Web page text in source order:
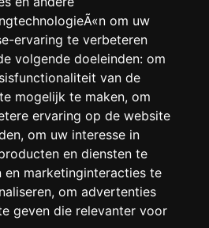
om uw
ervaring te verbeteren
volgende doeleinden: om
van de
mogelijk te maken, om
ervaring op de website
, om uw interesse in
en diensten te
en marketinginteracties te
, om advertenties
geven die relevanter voor
0547 - 262 565
50853279 teEnschede
NL823086161B01
4016 4024 0162 9257 00
producten